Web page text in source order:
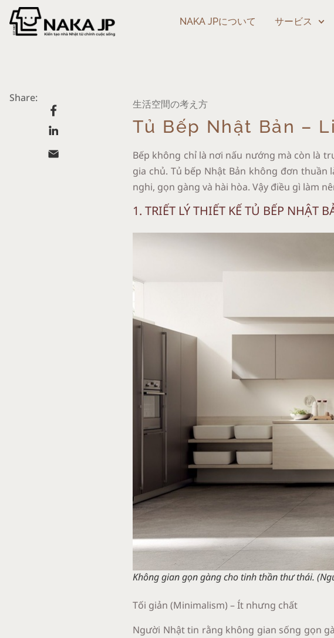
NAKA JPについて サービス
Share: 生活空間の考え方
Tủ Bếp Nhật Bản –
Bếp không chỉ là nơi nấu nướng mà còn là
gia chủ. Tủ bếp Nhật Bản không đơn
nghi, gọn gàng và hài hòa. Vậy điều gì làm
1. TRIẾT LÝ THIẾT KẾ TỦ BẾP NHẬT
Không gian gọn gàng cho tinh thần thư thái.
Tối giản (Minimalism) – Ít nhưng chất
Người Nhật tin rằng không gian sống gọn